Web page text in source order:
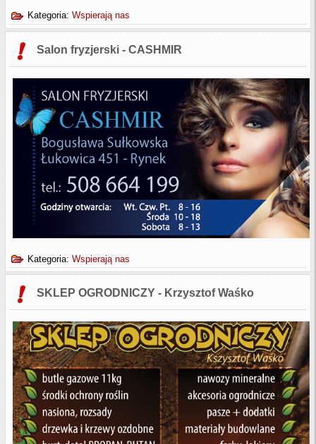
Kategoria:Wspierają nas
Salon fryzjerski - CASHMIR
Kategoria:Wspierają nas
SKLEP OGRODNICZY - Krzysztof Waśko